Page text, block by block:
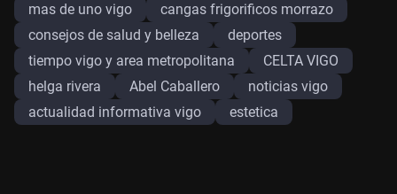
mas de uno vigo
cangas frigorificos morrazo
consejos de salud y belleza
deportes
tiempo vigo y area metropolitana
CELTA VIGO
helga rivera
Abel Caballero
noticias vigo
actualidad informativa vigo
estetica